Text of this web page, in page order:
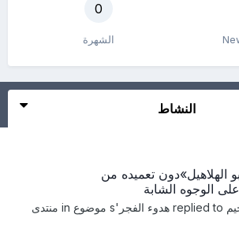
0
الشهرة
النشاط
الهلاهيل»دون تعميده من
الوجوه الشابة
هدوء الفجر 's موضوع in
منتدى